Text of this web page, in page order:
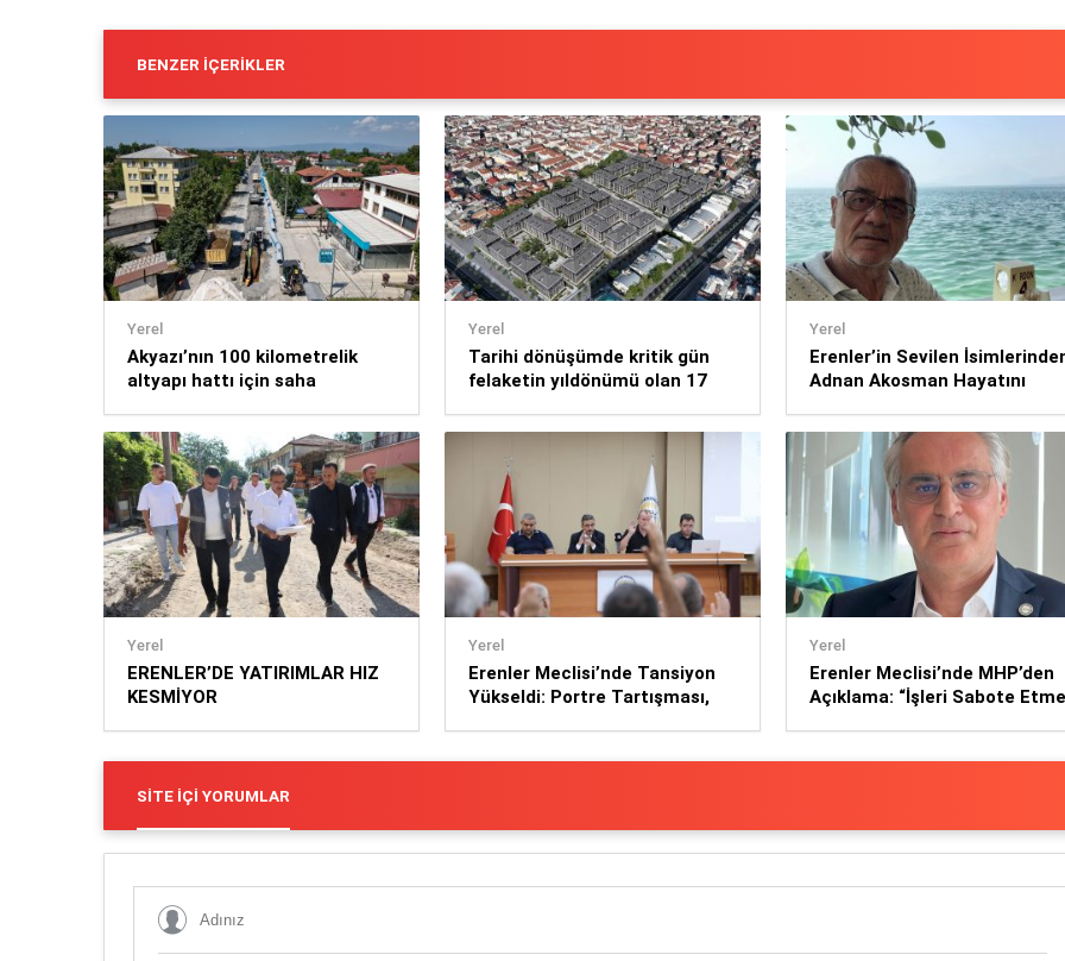
BENZER İÇERIKLER
Yerel
Akyazı’nın 100 kilometrelik
altyapı hattı için saha
Yerel
Tarihi dönüşümde kritik gün
felaketin yıldönümü olan 17
Yerel
Erenler’in Sevilen
Adnan Akosman Hayatını
Yerel
ERENLER’DE YATIRIMLAR HIZ
KESMİYOR
Yerel
Erenler Meclisi’nde Tansiyon
Yükseldi: Portre Tartışması,
Yerel
Erenler Meclisi’nde MHP’den
Açıklama: “İşleri Sabote
SITE İÇI YORUMLAR